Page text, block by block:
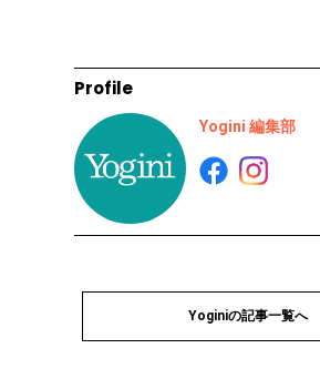
Profile
Yogini 編集部
Yoginiの記事一覧へ